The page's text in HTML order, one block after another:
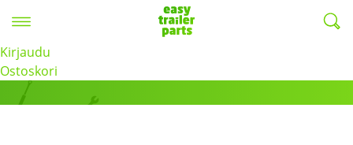
Kirjaudu
Ostoskori
Tuotteet